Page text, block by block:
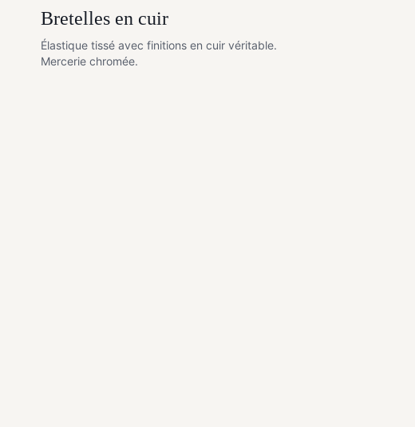
Bretelles en cuir
Élastique tissé avec finitions en cuir véritable.
Mercerie chromée.